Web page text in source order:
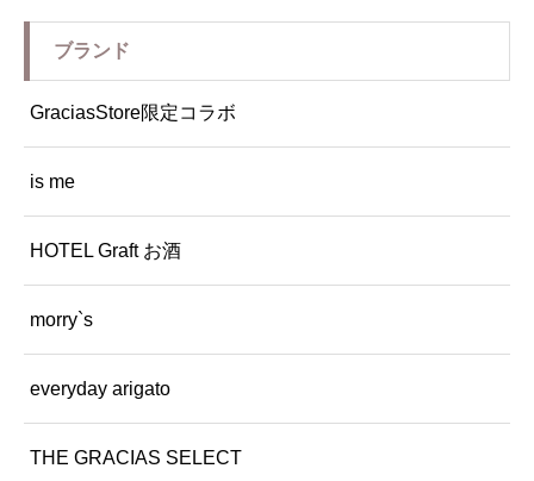
ブランド
GraciasStore限定コラボ
is me
HOTEL Graft お酒
morry`s
everyday arigato
THE GRACIAS SELECT